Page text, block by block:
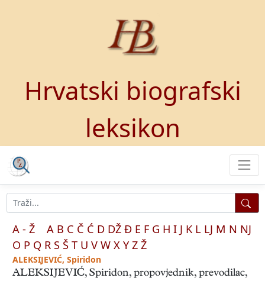
Hrvatski biografski
leksikon
A - Ž A B C Č Ć D DŽ Đ E F G H I J K L LJ M N NJ
O P Q R S Š T U V W X Y Z Ž
ALEKSIJEVIĆ, Spiridon
ALEKSIJEVIĆ, Spiridon, propovjednik, prevodilac,